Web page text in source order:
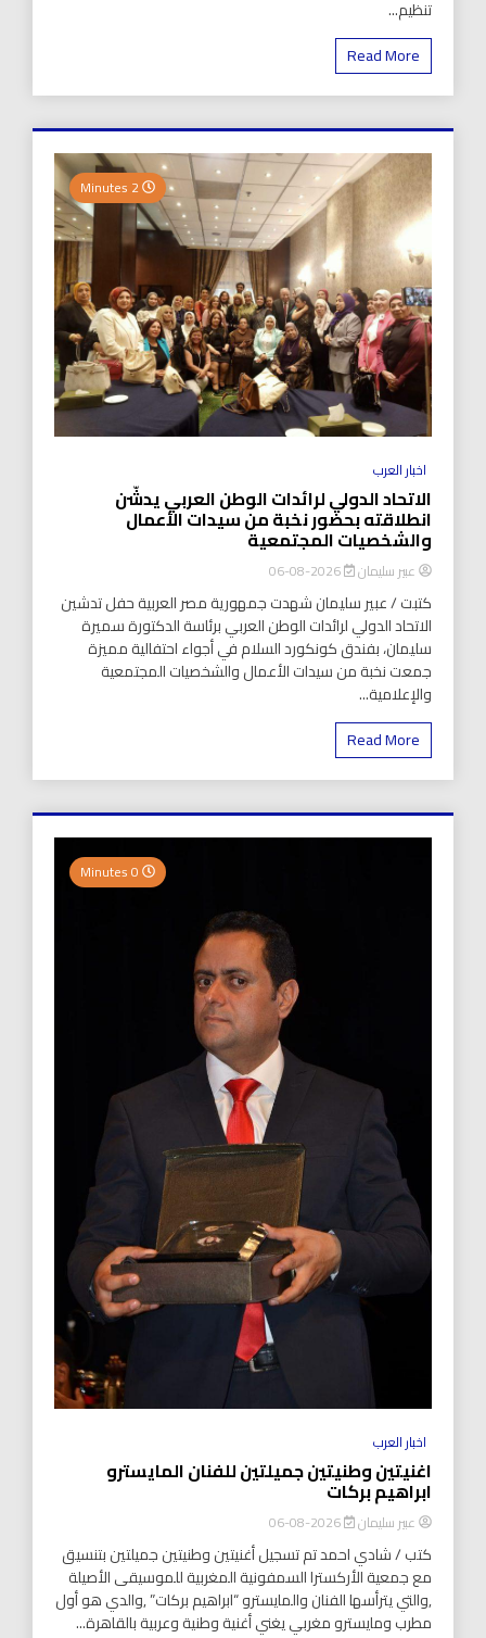
تنظيم...
Read More
اخبار العرب
الاتحاد الدولي لرائدات الوطن العربي يدشّن
انطلاقته بحضور نخبة من سيدات الأعمال
والشخصيات المجتمعية
عبير سليمان 2026-08-06
كتبت / عبير سليمان شهدت جمهورية مصر العربية حفل تدشين
الاتحاد الدولي لرائدات الوطن العربي برئاسة الدكتورة سميرة
سليمان، بفندق كونكورد السلام في أجواء احتفالية مميزة
جمعت نخبة من سيدات الأعمال والشخصيات المجتمعية
والإعلامية...
Read More
اخبار العرب
اغنيتين وطنيتين جميلتين للفنان المايسترو
ابراهيم بركات
عبير سليمان 2026-08-06
كتب / شادي احمد تم تسجيل أغنيتين وطنيتين جميلتين بتنسيق
مع جمعية الأركسترا السمفونية المغربية للموسيقى الأصيلة
,والتي يترأسها الفنان والمايسترو “ابراهيم بركات” ,والدي هو أول
مطرب ومايسترو مغربي يغني أغنية وطنية وعربية بالقاهرة...